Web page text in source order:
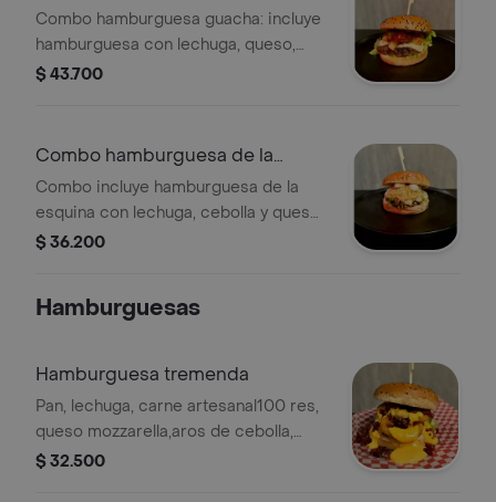
Combo hamburguesa guacha: incluye
hamburguesa con lechuga, queso,
piña y salsa, más acompañamiento y
$ 43.700
Combo hamburguesa de la
esquina
Combo incluye hamburguesa de la
esquina con lechuga, cebolla y queso,
más acompañamiento y bebida a
$ 36.200
Hamburguesas
Hamburguesa tremenda
Pan, lechuga, carne artesanal100 res,
queso mozzarella,aros de cebolla,
queso cheddar, mermelada de
$ 32.500